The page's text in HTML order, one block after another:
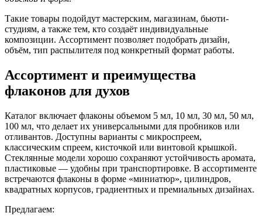
Такие товары подойдут мастерским, магазинам, бьюти-
студиям, а также тем, кто создаёт индивидуальные
композиции. Ассортимент позволяет подобрать дизайн,
объём, тип распылителя под конкретный формат работы.
Ассортимент и преимущества
флаконов для духов
Каталог включает флаконы объемом 5 мл, 10 мл, 30 мл, 50 мл,
100 мл, что делает их универсальными для пробников или
отливантов. Доступны варианты с микроспреем,
классическим спреем, кисточкой или винтовой крышкой.
Стеклянные модели хорошо сохраняют устойчивость аромата,
пластиковые — удобны при транспортировке. В ассортименте
встречаются флаконы в форме «миниатюр», цилиндров,
квадратных корпусов, градиентных и премиальных дизайнах.
Предлагаем: